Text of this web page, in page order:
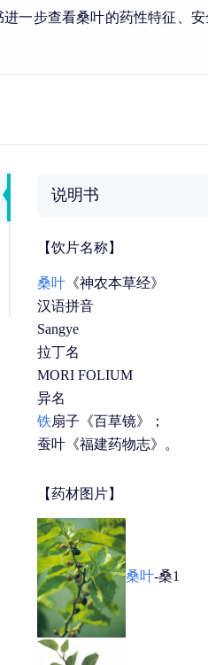
一步查看桑叶的药性特征、
说明书
【饮片名称】
桑叶 《神农本草经》
汉语拼音
Sangye
拉丁名
MORI FOLIUM
异名
铁扇子《百草镜》；
蚕叶《福建药物志》。
【药材图片】
桑叶-桑1